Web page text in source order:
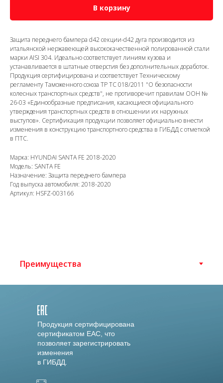
В корзину
Защита переднего бампера d42 секции-d42 дуга производится из
итальянской нержавеющей высококачественной полированной стали
марки AISI 304. Идеально соответствует линиям кузова и
устанавливается в штатные отверстия без дополнительных доработок.
Продукция сертифицирована и соответствует Техническому
регламенту Таможенного союза ТР ТС 018/2011 "О безопасности
колесных транспортных средств", не противоречит правилам ООН №
26-03 «Единообразные предписания, касающиеся официального
утверждения транспортных средств в отношении их наружных
выступов». Сертификация продукции позволяет официально внести
изменения в конструкцию транспортного средства в ГИБДД с отметкой
в ПТС.
Марка: HYUNDAI SANTA FE 2018-2020
Модель: SANTA FE
Назначение: Защита переднего бампера
Год выпуска автомобиля: 2018-2020
Артикул: HSFZ-003166
Продукция сертифицирована
сертификатом EAC, что
позволяет зарегистрировать
изменения
в ГИБДД.